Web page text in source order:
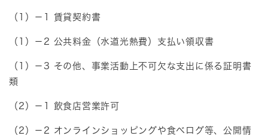
（1）－1 賃貸契約書
（1）－2 公共料金（水道光熱費）支払い領収書
（1）－3 その他、事業活動上不可欠な支出に係る証明書
類
（2）－1 飲食店営業許可
（2）－2 オンラインショッピングや食べログ等、公開情